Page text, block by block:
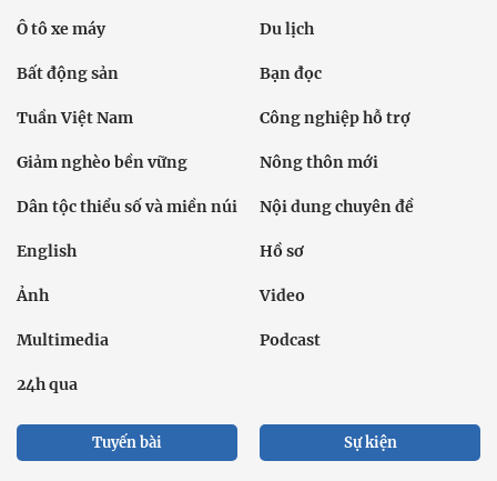
Ô tô xe máy Du lịch
Bất động sản Bạn đọc
Tuần Việt Nam Công nghiệp hỗ trợ
Giảm nghèo bền vững Nông thôn mới
Dân tộc thiểu số và miền núi Nội dung chuyên đề
English Hồ sơ
Ảnh Video
Multimedia Podcast
24h qua
Tuyến bài Sự kiện